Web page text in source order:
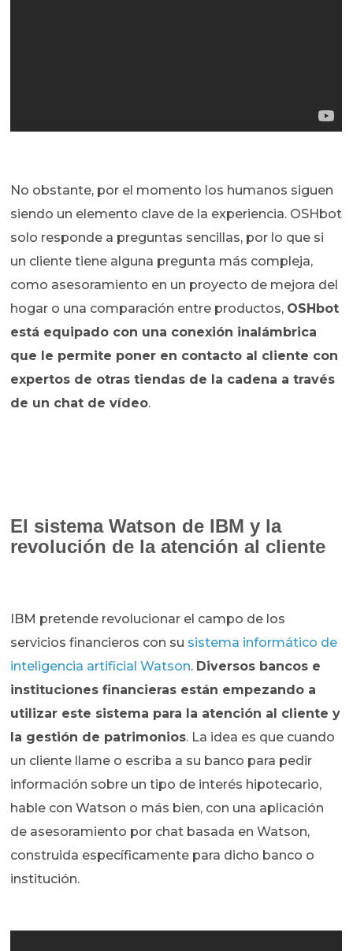
No obstante, por el momento los humanos siguen
siendo un elemento clave de la experiencia. OSHbot
solo responde a preguntas sencillas, por lo que si
un cliente tiene alguna pregunta más compleja,
como asesoramiento en un proyecto de mejora del
hogar o una comparación entre productos, OSHbot
está equipado con una conexión inalámbrica
que le permite poner en contacto al cliente con
expertos de otras tiendas de la cadena a través
de un chat de vídeo.
El sistema Watson de IBM y la
revolución de la atención al cliente
IBM pretende revolucionar el campo de los
servicios financieros con su sistema informático de
inteligencia artificial Watson. Diversos bancos e
instituciones financieras están empezando a
utilizar este sistema para la atención al cliente y
la gestión de patrimonios. La idea es que cuando
un cliente llame o escriba a su banco para pedir
información sobre un tipo de interés hipotecario,
hable con Watson o más bien, con una aplicación
de asesoramiento por chat basada en Watson,
construida específicamente para dicho banco o
institución.